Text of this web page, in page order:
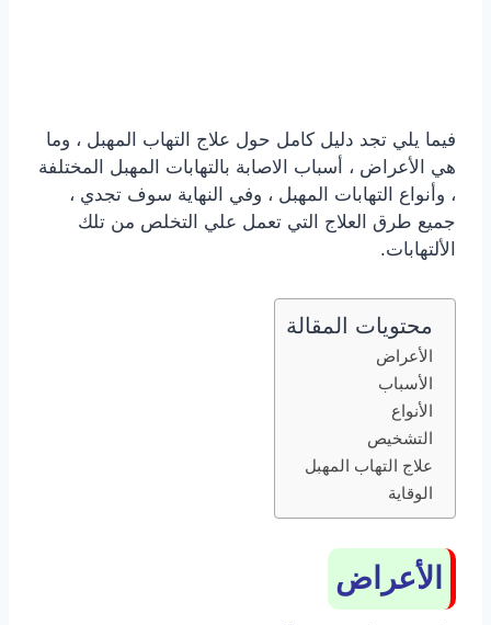
فيما يلي تجد دليل كامل حول علاج التهاب المهبل ، وما
هي الأعراض ، أسباب الاصابة بالتهابات المهبل المختلفة
، وأنواع التهابات المهبل ، وفي النهاية سوف تجدي ،
جميع طرق العلاج التي تعمل علي التخلص من تلك
الألتهابات.
محتويات المقالة
الأعراض
الأسباب
الأنواع
التشخيص
علاج التهاب المهبل
الوقاية
الأعراض